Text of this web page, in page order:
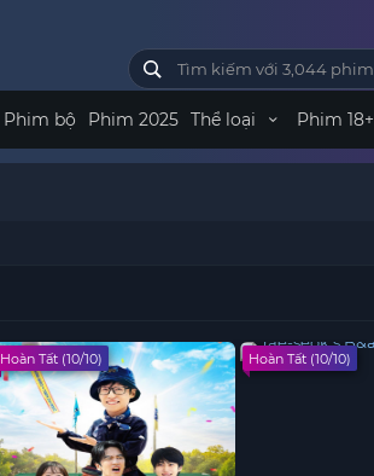
Phim bộ Phim 2025 Thể loại Phim 18+
Hoàn Tất (10/10) Hoàn Tất (10/10)